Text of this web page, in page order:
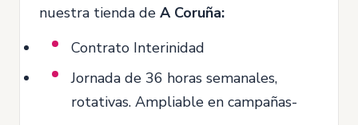
nuestra tienda de A Coruña:
Contrato Interinidad
Jornada de 36 horas semanales,
rotativas. Ampliable en campañas-